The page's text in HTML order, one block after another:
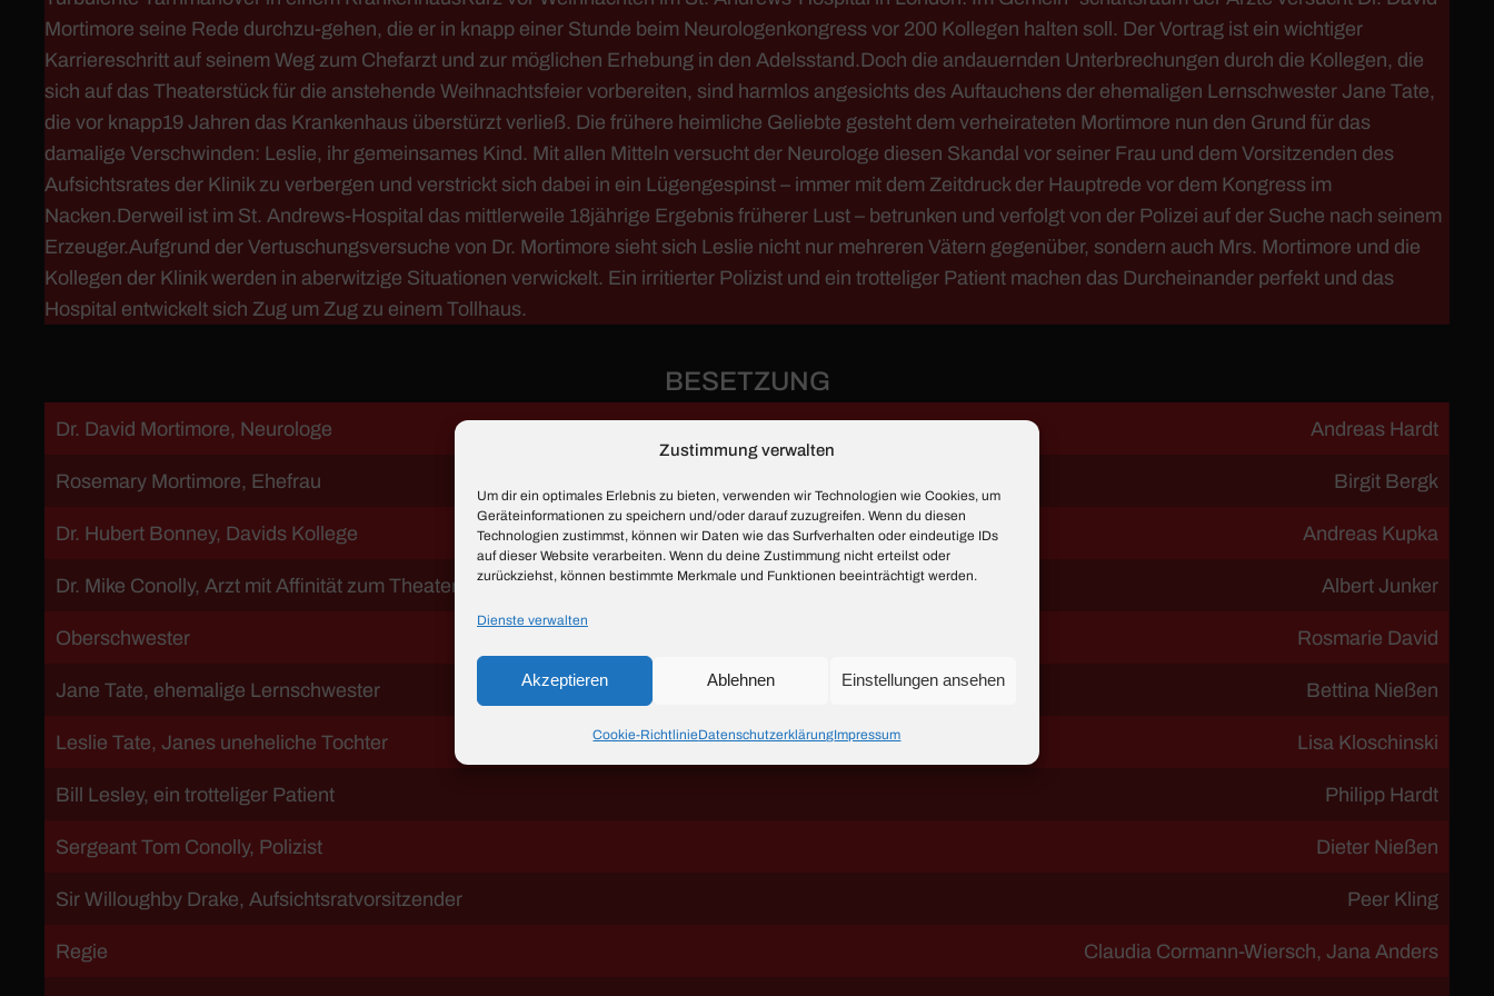
Zustimmung verwalten
Um dir ein optimales Erlebnis zu bieten, verwenden wir Technologien wie Cookies, um
Geräteinformationen zu speichern und/oder darauf zuzugreifen. Wenn du diesen
Technologien zustimmst, können wir Daten wie das Surfverhalten oder eindeutige IDs
auf dieser Website verarbeiten. Wenn du deine Zustimmung nicht erteilst oder
zurückziehst, können bestimmte Merkmale und Funktionen beeinträchtigt werden.
Dienste verwalten
Akzeptieren Ablehnen Einstellungen ansehen
Cookie-RichtlinieDatenschutzerklärungImpressum
Mortimore seine Rede durchzu-gehen, die er in knapp einer Stunde beim Neurologenkongress vor 200 Kollegen halten soll. Der Vortrag ist ein wichtiger
Karriereschritt auf seinem Weg zum Chefarzt und zur möglichen Erhebung in den Adelsstand.Doch die andauernden Unterbrechungen durch die Kollegen, die
sich auf das Theaterstück für die anstehende Weihnachtsfeier vorbereiten, sind harmlos angesichts des Auftauchens der ehemaligen Lernschwester Jane Tate,
die vor knapp19 Jahren das Krankenhaus überstürzt verließ. Die frühere heimliche Geliebte gesteht dem verheirateten Mortimore nun den Grund für das
damalige Verschwinden: Leslie, ihr gemeinsames Kind. Mit allen Mitteln versucht der Neurologe diesen Skandal vor seiner Frau und dem Vorsitzenden des
Aufsichtsrates der Klinik zu verbergen und verstrickt sich dabei in ein Lügengespinst – immer mit dem Zeitdruck der Hauptrede vor dem Kongress im
Nacken.Derweil ist im St. Andrews-Hospital das mittlerweile 18jährige Ergebnis früherer Lust – betrunken und verfolgt von der Polizei auf der Suche nach seinem
Erzeuger.Aufgrund der Vertuschungsversuche von Dr. Mortimore sieht sich Leslie nicht nur mehreren Vätern gegenüber, sondern auch Mrs. Mortimore und die
Kollegen der Klinik werden in aberwitzige Situationen verwickelt. Ein irritierter Polizist und ein trotteliger Patient machen das Durcheinander perfekt und das
Hospital entwickelt sich Zug um Zug zu einem Tollhaus.
BESETZUNG
Dr. David Mortimore, Neurologe Andreas Hardt
Rosemary Mortimore, Ehefrau Birgit Bergk
Dr. Hubert Bonney, Davids Kollege Andreas Kupka
Dr. Mike Conolly, Arzt mit Affinität zum Theater Albert Junker
Oberschwester Rosmarie David
Jane Tate, ehemalige Lernschwester Bettina Nießen
Leslie Tate, Janes uneheliche Tochter Lisa Kloschinski
Bill Lesley, ein trotteliger Patient Philipp Hardt
Sergeant Tom Conolly, Polizist Dieter Nießen
Sir Willoughby Drake, Aufsichtsratvorsitzender Peer Kling
Regie Claudia Cormann-Wiersch, Jana Anders